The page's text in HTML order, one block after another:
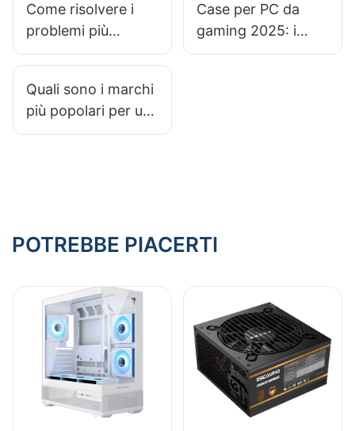
Come risolvere i
problemi più
comuni relativi ai
gioco
Case per PC da
gaming 2025: i
case portatili sono
Quali sono i marchi
più popolari per un
case per PC da
POTREBBE PIACERTI